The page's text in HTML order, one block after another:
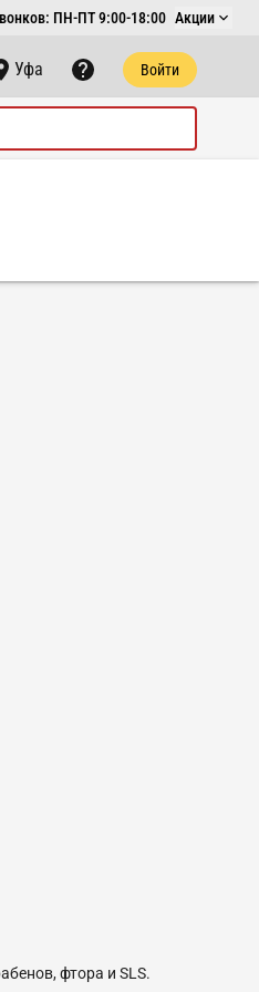
ПН-ПТ 9:00-18:00 Акции
Уфа Войти
фтора и SLS.